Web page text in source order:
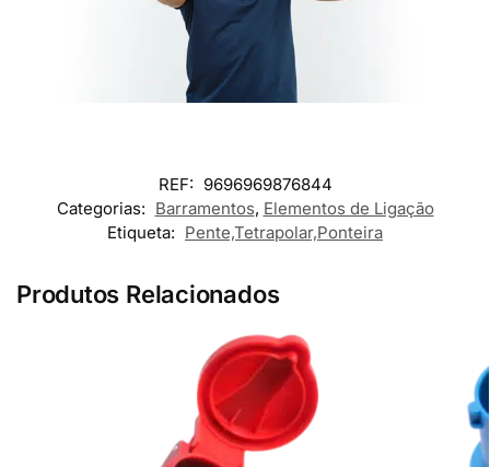
REF: 9696969876844
Categorias: Barramentos, Elementos de Ligação
Etiqueta: Pente,Tetrapolar,Ponteira
Produtos Relacionados